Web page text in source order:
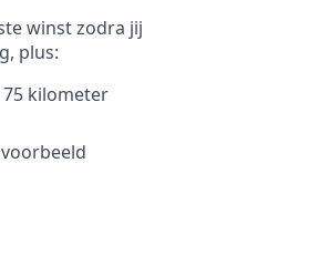
winst zodra jij
plus:
kilometer